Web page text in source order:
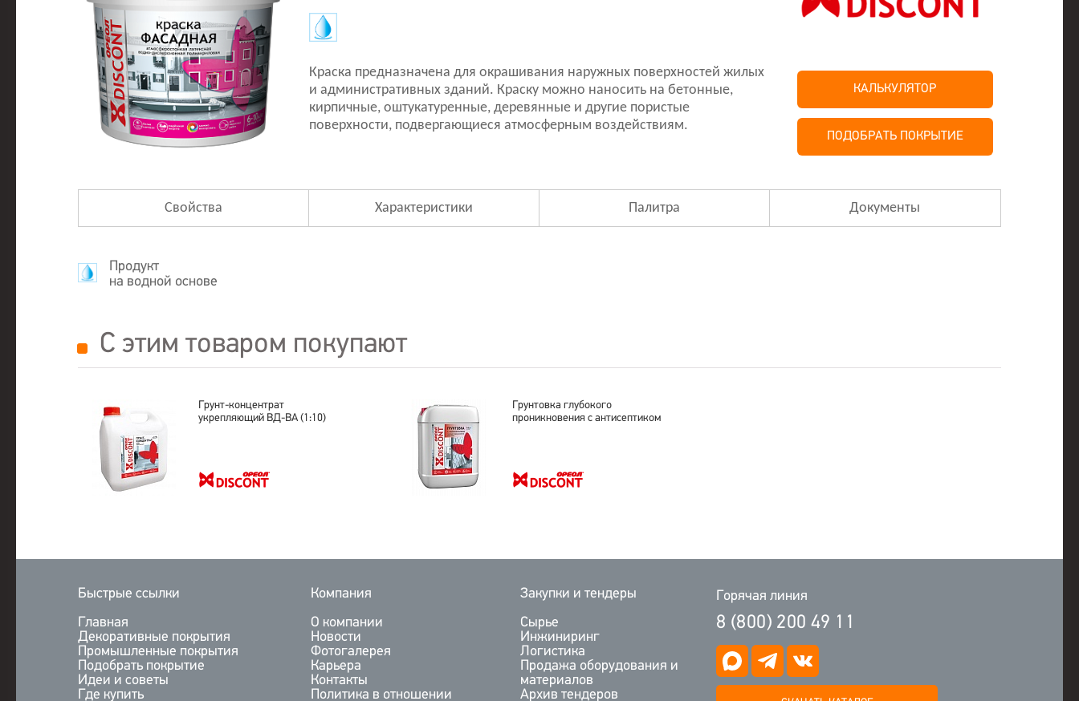
Краска предназначена для окрашивания наружных поверхностей жилых
и административных зданий. Краску можно наносить на бетонные,
кирпичные, оштукатуренные, деревянные и другие пористые
поверхности, подвергающиеся атмосферным воздействиям.
КАЛЬКУЛЯТОР
ПОДОБРАТЬ ПОКРЫТИЕ
Свойства Характеристики Палитра Документы
Продукт
на водной основе
С этим товаром покупают
Грунт-концентрат
укрепляющий ВД-ВА (1:10)
Грунтовка глубокого
проникновения с антисептиком
Быстрые ссылки
Главная
Декоративные покрытия
Промышленные покрытия
Подобрать покрытие
Идеи и советы
Где купить
Компания
О компании
Новости
Фотогалерея
Карьера
Контакты
Политика в отношении
Закупки и тендеры
Сырье
Инжиниринг
Логистика
Продажа оборудования и
материалов
Архив тендеров
Горячая линия
8 (800) 200 49 11